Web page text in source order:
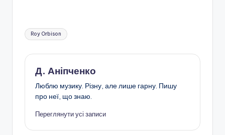
Позначки:
Roy Orbison
Д. Аніпченко
Люблю музику. Різну, але лише гарну. Пишу
про неї, що знаю.
Переглянути усі записи